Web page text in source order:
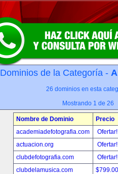
Dominios de la Categoría -
26 dominios en esta
Mostrando 1 de 26
Nombre de Dominio
Precio
academiadefotografia.com
actuacion.org
clubdefotografia.com
clubdelamusica.com